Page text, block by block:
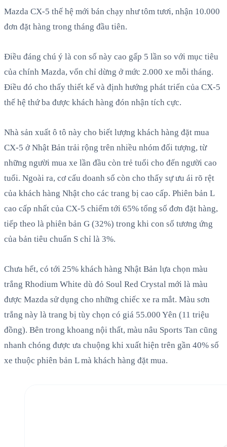
Mazda CX-5 thế hệ mới bán chạy như tôm tươi, nhận 10.000
đơn đặt hàng trong tháng đầu tiên.
Điều đáng chú ý là con số này cao gấp 5 lần so với mục tiêu
của chính Mazda, vốn chỉ dừng ở mức 2.000 xe mỗi tháng.
Điều đó cho thấy thiết kế và định hướng phát triển của CX-5
thế hệ thứ ba được khách hàng đón nhận tích cực.
Nhà sản xuất ô tô này cho biết lượng khách hàng đặt mua
CX-5 ở Nhật Bản trải rộng trên nhiều nhóm đối tượng, từ
những người mua xe lần đầu còn trẻ tuổi cho đến người cao
tuổi. Ngoài ra, cơ cấu doanh số còn cho thấy sự ưu ái rõ rệt
của khách hàng Nhật cho các trang bị cao cấp. Phiên bản L
cao cấp nhất của CX-5 chiếm tới 65% tổng số đơn đặt hàng,
tiếp theo là phiên bản G (32%) trong khi con số tương ứng
của bản tiêu chuẩn S chỉ là 3%.
Chưa hết, có tới 25% khách hàng Nhật Bản lựa chọn màu
trắng Rhodium White dù đỏ Soul Red Crystal mới là màu
được Mazda sử dụng cho những chiếc xe ra mắt. Màu sơn
trắng này là trang bị tùy chọn có giá 55.000 Yên (11 triệu
đồng). Bên trong khoang nội thất, màu nâu Sports Tan cũng
nhanh chóng được ưa chuộng khi xuất hiện trên gần 40% số
xe thuộc phiên bản L mà khách hàng đặt mua.